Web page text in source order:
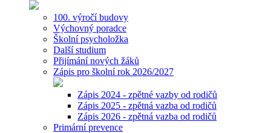
100. výročí budovy
Výchovný poradce
Školní psycholožka
Další studium
Přijímání nových žáků
Zápis pro školní rok 2026/2027
Zápis 2024 - zpětné vazby od rodičů
Zápis 2025 - zpětná vazba od rodičů
Zápis 2026 - zpětná vazba od rodičů
Primární prevence